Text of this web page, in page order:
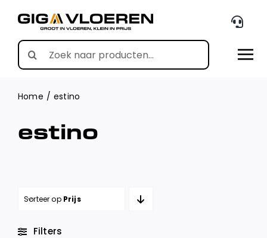
content
Search
for:
Home estino
estino
Sorteer op Prijs
Filters